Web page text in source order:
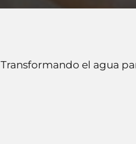
Transformando el agua